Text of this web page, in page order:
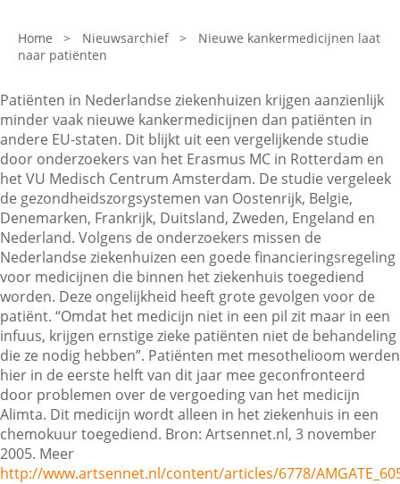
Onze organisatie
Veelgestelde vragen
Contactgegevens
Zoeken
Home > Nieuwsarchief >
Nieuwe kankermedicijnen laat
naar patiënten
Patiënten in Nederlandse ziekenhuizen krijgen aanzienlijk
minder vaak nieuwe kankermedicijnen dan patiënten in
andere EU-staten. Dit blijkt uit een vergelijkende studie
door onderzoekers van het Erasmus MC in Rotterdam en
het VU Medisch Centrum Amsterdam. De studie vergeleek
de gezondheidszorgsystemen van Oostenrijk, Belgie,
Denemarken, Frankrijk, Duitsland, Zweden, Engeland en
Nederland. Volgens de onderzoekers missen de
Nederlandse ziekenhuizen een goede financieringsregeling
voor medicijnen die binnen het ziekenhuis toegediend
worden. Deze ongelijkheid heeft grote gevolgen voor de
patiënt. “Omdat het medicijn niet in een pil zit maar in een
infuus, krijgen ernstige zieke patiënten niet de behandeling
die ze nodig hebben”. Patiënten met mesothelioom werden
hier in de eerste helft van dit jaar mee geconfronteerd
door problemen over de vergoeding van het medicijn
Alimta. Dit medicijn wordt alleen in het ziekenhuis in een
chemokuur toegediend. Bron: Artsennet.nl, 3 november
2005. Meer
http://www.artsennet.nl/content/articles/6778/